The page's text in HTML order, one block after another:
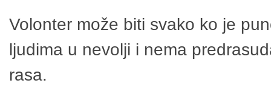
Volonter može biti svako ko je
ljudima u nevolji i nema
rasa.